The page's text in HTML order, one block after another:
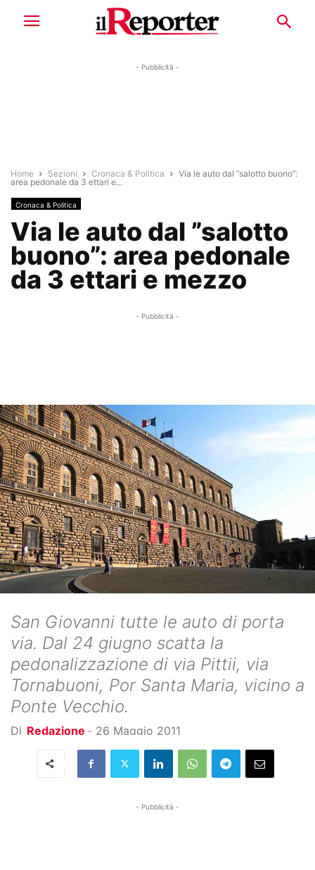
- Pubblicità -
Home Sezioni Cronaca & Politica
Via le auto dal ”salotto buono”:
area pedonale da 3 ettari e...
Cronaca & Politica
Via le auto dal ”salotto
buono”: area pedonale
da 3 ettari e mezzo
- Pubblicità -
San Giovanni tutte le auto di porta
via. Dal 24 giugno scatta la
pedonalizzazione di via Pittii, via
Tornabuoni, Por Santa Maria, vicino a
Ponte Vecchio.
Di Redazione - 26 Maggio 2011
- Pubblicità -